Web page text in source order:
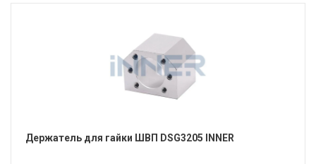
Держатель для гайки ШВП DSG3205 INNER